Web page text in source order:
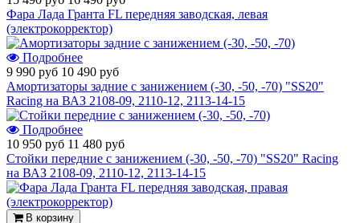
Фара Лада Гранта FL передняя заводская, левая
(электрокорректор)
Подробнее
9 990 руб 10 490 руб
Амортизаторы задние с занижением (-30, -50, -70) "SS20"
Racing на ВАЗ 2108-09, 2110-12, 2113-14-15
Подробнее
10 950 руб 11 480 руб
Стойки передние с занижением (-30, -50, -70) "SS20" Racing
на ВАЗ 2108-09, 2110-12, 2113-14-15
В корзину